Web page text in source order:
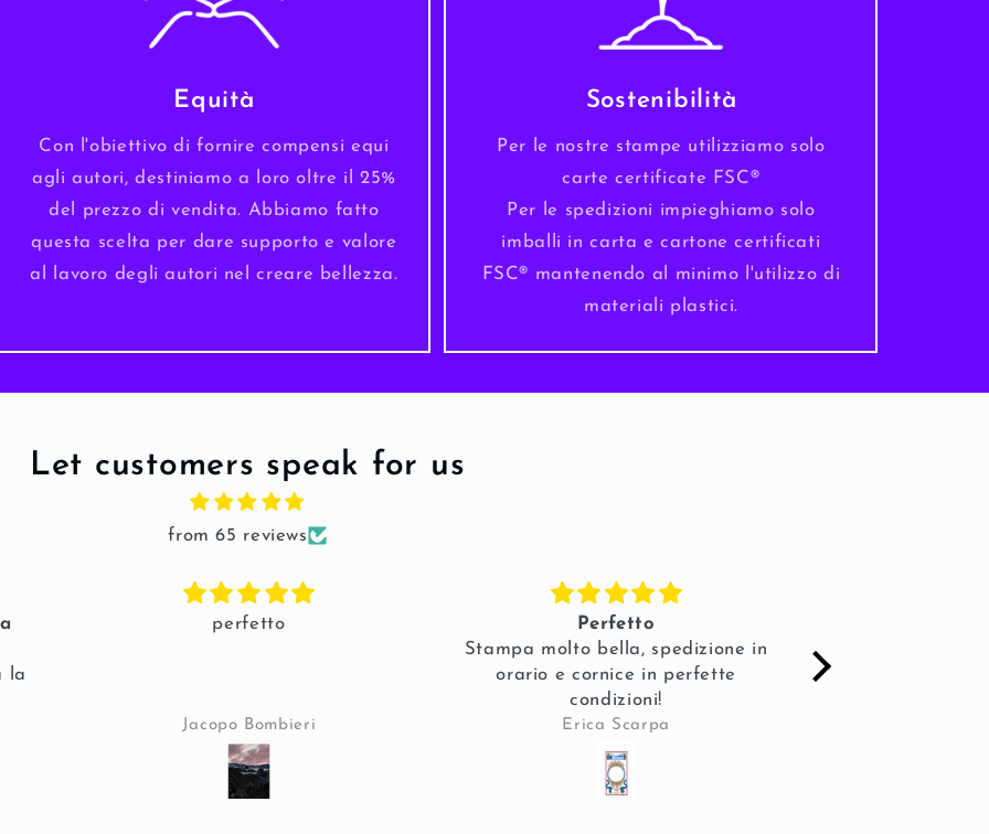
Equità
Con l'obiettivo di fornire compensi equi
agli autori, destiniamo a loro oltre il 25%
del prezzo di vendita. Abbiamo fatto
questa scelta per dare supporto e valore
al lavoro degli autori nel creare bellezza.
Sostenibilità
Per le nostre stampe utilizziamo solo
carte certificate FSC®
Per le spedizioni impieghiamo solo
imballi in carta e cartone certificati
FSC® mantenendo al minimo l'utilizzo di
materiali plastici.
Let customers speak for us
from 65 reviews
la
perfetto
Jacopo Bombieri
Perfetto
Stampa molto bella, spedizione in
orario e cornice in perfette
condizioni!
Erica Scarpa
spedizione.